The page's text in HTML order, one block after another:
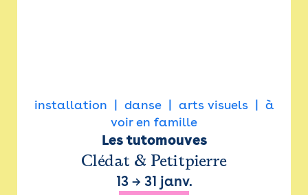
installation danse arts visuels
à
voir en famille
Les tutomouves
Clédat & Petitpierre
13→ 31 janv.